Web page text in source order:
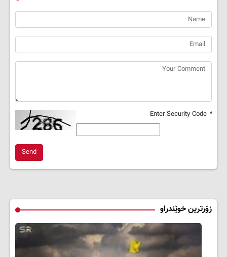
*
Send
زۆرترین خوێندراو